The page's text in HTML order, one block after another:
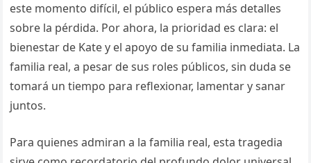
este momento difícil, el público espera más detalles
sobre la pérdida. Por ahora, la prioridad es clara: el
bienestar de Kate y el apoyo de su familia inmediata. La
familia real, a pesar de sus roles públicos, sin duda se
tomará un tiempo para reflexionar, lamentar y sanar
juntos.
Para quienes admiran a la familia real, esta tragedia